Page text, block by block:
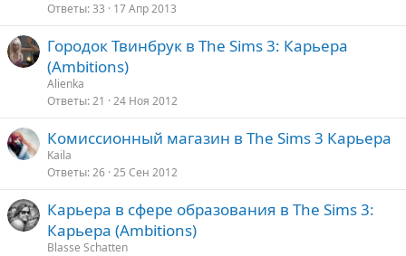
Ответы 33 17 Апр 2013
Городок Твинбрук в The Sims 3: Карьера
(Ambitions)
Alienka
Ответы 21 24 Ноя 2012
Комиссионный магазин в The Sims 3 Карьера
Kaila
Ответы 26 25 Сен 2012
Карьера в сфере образования в The Sims 3:
Карьера (Ambitions)
Blasse Schatten